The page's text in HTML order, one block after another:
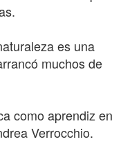
es una
muchos de
como aprendiz en
Verrocchio.